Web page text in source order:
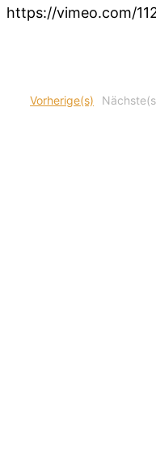
https://vimeo.com/
Vorherige(s)